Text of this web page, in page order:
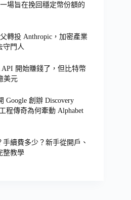
場旨在挽回穩定幣份額的
轉投 Anthropic，加密產業
守門人
API 開始賺錢了，但比特幣
美元
Google 創辦 Discovery
程傳奇為何牽動 Alphabet
手續費多少？新手從開戶、
整教學